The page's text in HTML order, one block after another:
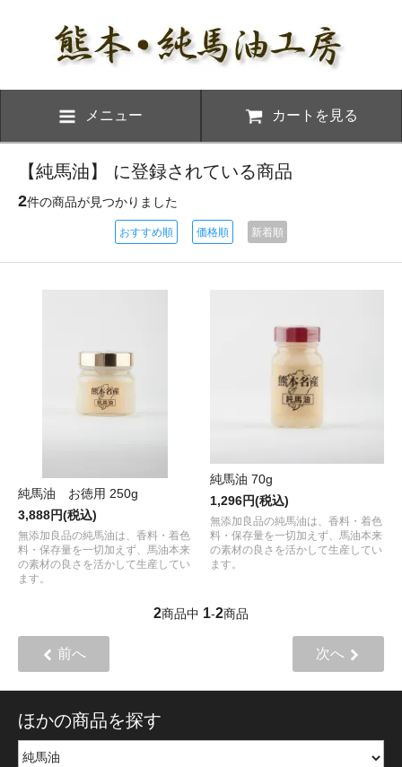
メニュー カートを見る
【純馬油】 に登録されている商品
2件の商品が見つかりました
おすすめ順 価格順 新着順
純馬油 お徳用 250g
3,888円(税込)
無添加良品の純馬油は、香料・着色
料・保存量を一切加えず、馬油本来
の素材の良さを活かして生産してい
ます。
純馬油 70g
1,296円(税込)
無添加良品の純馬油は、香料・着色
料・保存量を一切加えず、馬油本来
の素材の良さを活かして生産してい
ます。
2商品中 1-2商品
前へ 次へ
ほかの商品を探す